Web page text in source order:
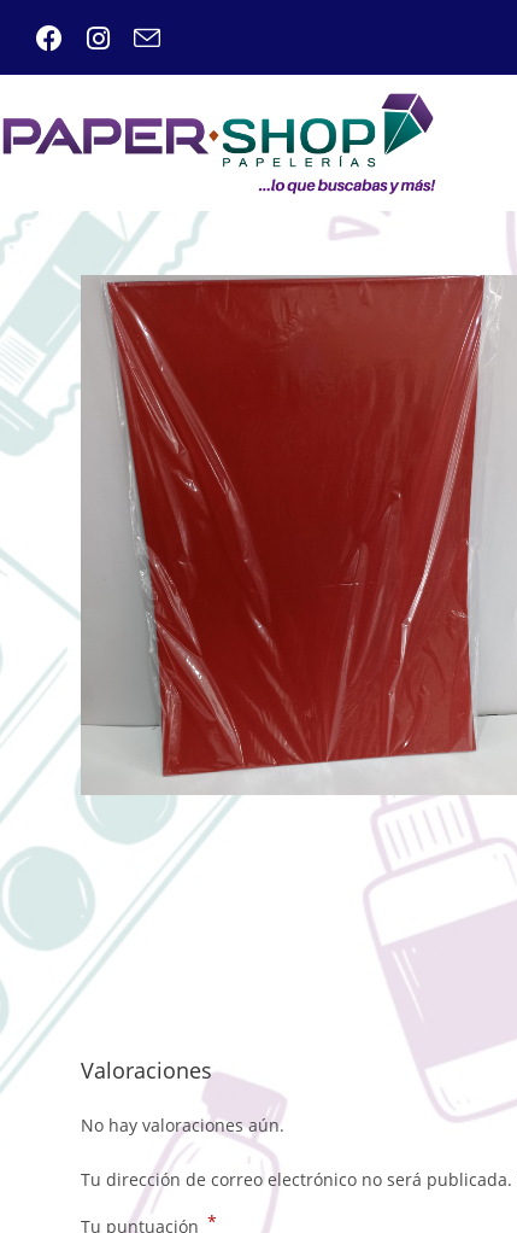
Valoraciones
No hay valoraciones aún.
Tu dirección de correo electrónico no será publicada.
Tu puntuación *